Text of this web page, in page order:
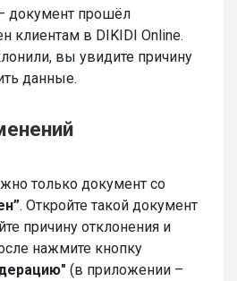
документ прошёл
клиентам в DIKIDI Online.
вы увидите причину
данные.
только документ со
. Откройте такой документ
причину отклонения и
нажмите кнопку
(в приложении –